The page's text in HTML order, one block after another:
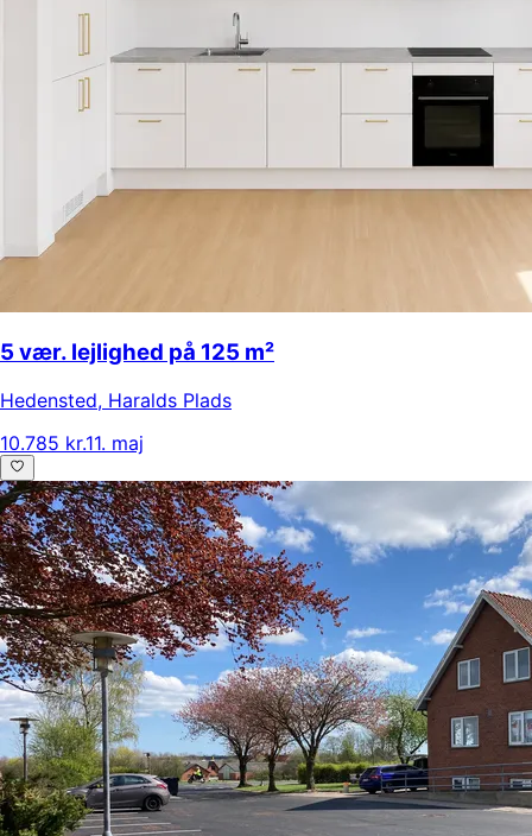
5 vær. lejlighed på 125 m²
Hedensted, Haralds Plads
10.785 kr.11. maj